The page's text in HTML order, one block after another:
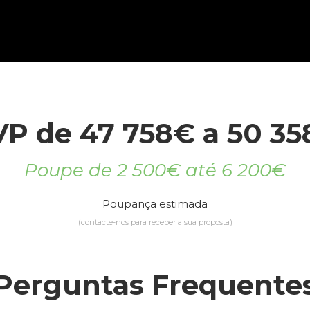
de 47 758€ a 50
Poupe de 2 500€ até 6 200€
Poupança estimada
(contacte-nos para receber a sua proposta)